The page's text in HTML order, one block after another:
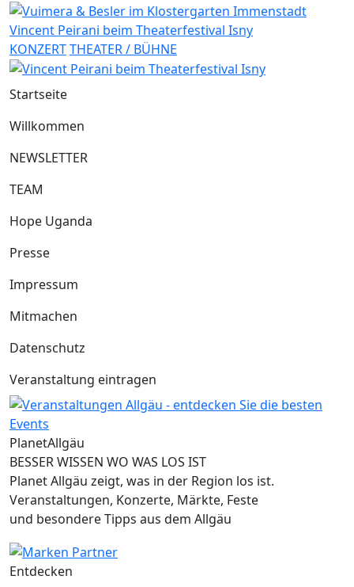
Vincent Peirani beim Theaterfestival Isny
KONZERTTHEATER / BÜHNE
Startseite
Willkommen
NEWSLETTER
TEAM
Hope Uganda
Presse
Impressum
Mitmachen
Datenschutz
Veranstaltung eintragen
PlanetAllgäu
BESSER WISSEN WO WAS LOS IST
Planet Allgäu zeigt, was in der Region los ist.
Veranstaltungen, Konzerte, Märkte, Feste
und besondere Tipps aus dem Allgäu
Entdecken